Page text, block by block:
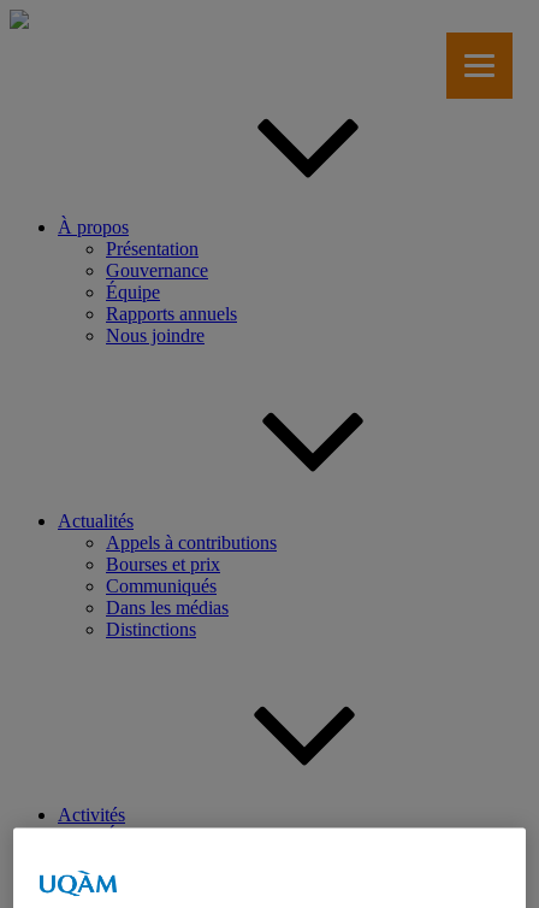
Aller
À propos
Présentation
Gouvernance
Équipe
Rapports annuels
Nous joindre
Actualités
Appels à contributions
Bourses et prix
Communiqués
Dans les médias
Distinctions
Activités
Colloque international CRISES